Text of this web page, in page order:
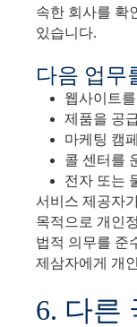
속한 회사를 확
있습니다.
다음 업무
웹사이트
제품을 공
마케팅 캠
콜 센터를
전자 또는
서비스 제공자
목적으로 개인
법적 의무를 준
제삼자에게 개
6. 다른